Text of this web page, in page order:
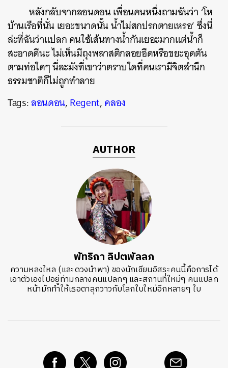
หลังกลับจากลอนดอน เพื่อนคนหนึ่งถามฉันว่า ‘โห
บ้านเรือที่นั่น เยอะขนาดนั้น น้ำไม่สกปรกตายเหรอ’ ซึ่งนี่
ล่ะที่ฉันว่าแปลก คนใช้เส้นทางน้ำกันเยอะมากแต่น้ำก็
สะอาดดีนะ ไม่เห็นมีถุงพลาสติกลอยอืดหรือขยะอุดตัน
ตามท่อใดๆ นี่ละมังที่เขาว่าตราบใดที่คนเรามีจิตสำนึก
ธรรมชาติก็ไม่ถูกทำลาย
Tags:ลอนดอน,Regent,คลอง
AUTHOR
พัทริกา ลิปตพัลลภ
ความหลงใหล (และดวงนำพา) ของนักเขียนอิสระคนนี้คือการได้
เอาตัวเองไปอยู่ท่ามกลางคนแปลกๆ และสถานที่ใหม่ๆ คนแปลก
หน้ามักทำให้เธอตาลุกวาวกับโลกใบใหม่อีกหลายๆ ใบ